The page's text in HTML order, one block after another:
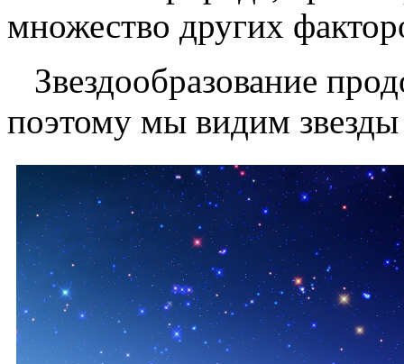
множество других
Звездообразование
поэтому мы видим звезды